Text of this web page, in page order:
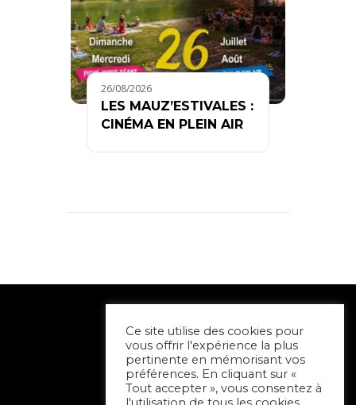
26/08/2026
LES MAUZ’ESTIVALES :
CINÉMA EN PLEIN AIR
Ce site utilise des cookies pour
vous offrir l'expérience la plus
pertinente en mémorisant vos
préférences. En cliquant sur «
Tout accepter », vous consentez à